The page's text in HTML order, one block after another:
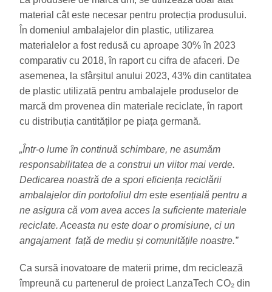
material cât este necesar pentru protecția produsului.
În domeniul ambalajelor din plastic, utilizarea
materialelor a fost redusă cu aproape 30% în 2023
comparativ cu 2018, în raport cu cifra de afaceri. De
asemenea, la sfârșitul anului 2023, 43% din cantitatea
de plastic utilizată pentru ambalajele produselor de
marcă dm provenea din materiale reciclate, în raport
cu distribuția cantităților pe piața germană.
„Într-o lume în continuă schimbare, ne asumăm
responsabilitatea de a construi un viitor mai verde.
Dedicarea noastră de a spori eficiența reciclării
ambalajelor din portofoliul dm este esențială pentru a
ne asigura că vom avea acces la suficiente materiale
reciclate. Aceasta nu este doar o promisiune, ci un
angajament față de mediu și comunitățile noastre.”
Ca sursă inovatoare de materii prime, dm reciclează
împreună cu partenerul de proiect LanzaTech CO₂ din